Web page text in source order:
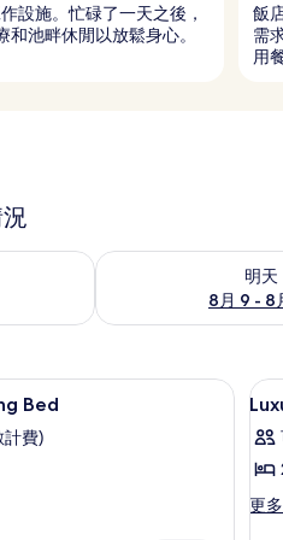
設施。忙碌了一天之後，
池畔休閒以放鬆身心。
飯
需
用
情況
明天
8月 9 - 8
查看明天 (8月 9 - 8月
高級寢具、迷你吧、客房內保險箱、書桌
Bed
計費)
顯
示
2
4
更
更